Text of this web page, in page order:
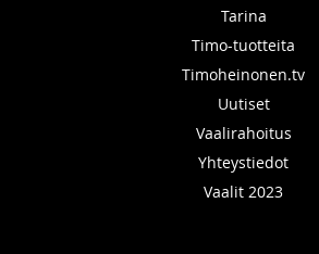
Tarina
Timo-tuotteita
Timoheinonen.tv
Uutiset
Vaalirahoitus
Yhteystiedot
Vaalit 2023